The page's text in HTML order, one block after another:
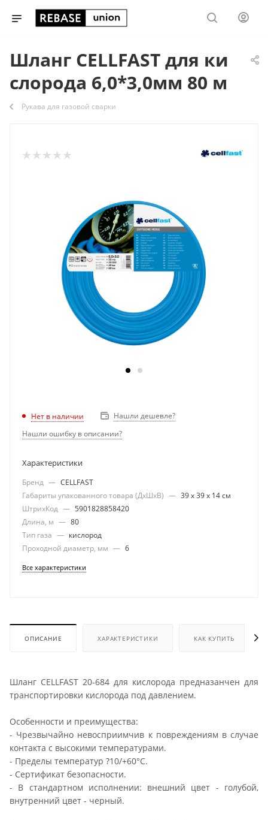
Шланг CELLFAST для ки
слорода 6,0*3,0мм 80 м
Рукава для газовой сварки
Нет в наличии
Нашли дешевле?
Нашли ошибку в описании?
Характеристики
Бренд — CELLFAST
Габариты упакованного товара (ДхШхВ) — 39 х 39 х 14 см
ШтрихКод — 5901828858420
Длина, м — 80
Тип газа — кислород
Проходной диаметр, мм — 6
Все характеристики
ОПИСАНИЕ ХАРАКТЕРИСТИКИ КАК КУПИТЬ
Шланг CELLFAST 20-684 для кислорода предназанчен для
транспортировки кислорода под давлением.
Особенности и преимущества:
- Чрезвычайно невосприимчив к повреждениям в случае
контакта с высокими температурами.
- Пределы температур ?10/+60°С.
- Сертификат безопасности.
- В стандартном исполнении: внешний цвет - голубой,
внутренний цвет - чeрный.